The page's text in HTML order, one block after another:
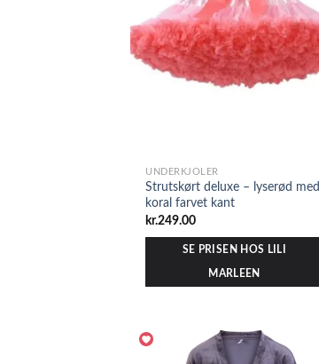
UNDERKJOLER
Strutskørt deluxe – lyserød med
koral farvet kant
kr.249.00
SE PRISEN HOS LILI
MARLEEN